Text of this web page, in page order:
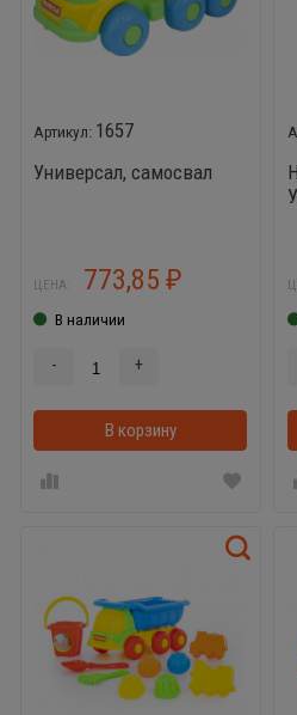
1657
Универсал, самосвал
ЦЕНА: 773,85 ₽
В наличии
- +
В корзину